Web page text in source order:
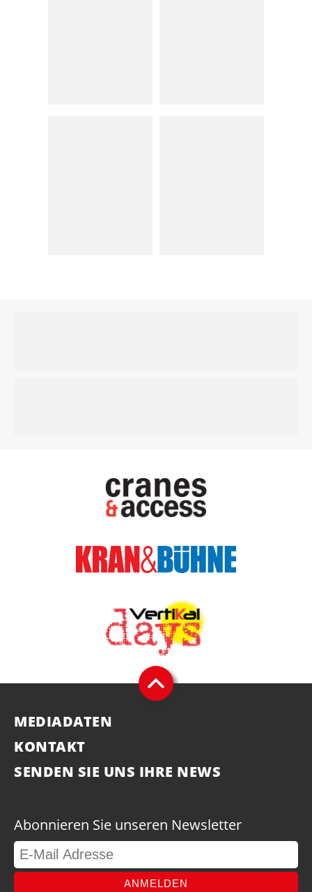
MEDIADATEN
KONTAKT
SENDEN SIE UNS IHRE NEWS
Abonnieren Sie unseren Newsletter
ANMELDEN